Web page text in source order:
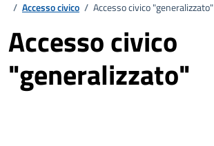
/ Accesso civico / Accesso civico "generalizzato"
Accesso civico
"generalizzato"